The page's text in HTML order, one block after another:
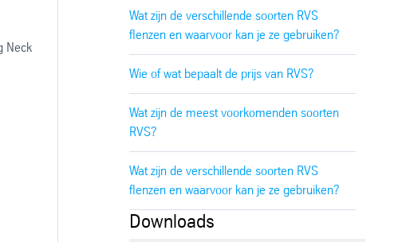
Neck
Wat zijn de verschillende soorten RVS
flenzen en waarvoor kan je ze gebruiken?
Wie of wat bepaalt de prijs van RVS?
Wat zijn de meest voorkomenden soorten
RVS?
Wat zijn de verschillende soorten RVS
flenzen en waarvoor kan je ze gebruiken?
Downloads